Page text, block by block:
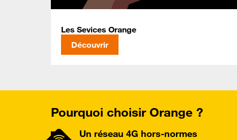
Les Sevices Orange
Découvrir
Pourquoi choisir Orange ?
Un réseau 4G hors-normes